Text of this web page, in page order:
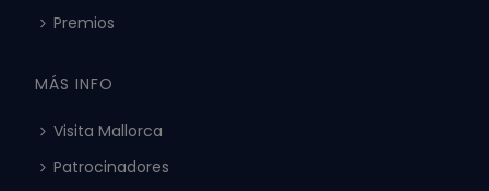
Premios
MÁS INFO
Visita Mallorca
Patrocinadores